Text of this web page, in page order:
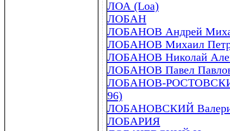
ЛОА (Loa)
ЛОБАН
ЛОБАНОВ Андрей
ЛОБАНОВ Михаил
ЛОБАНОВ Николай
ЛОБАНОВ Павел
ЛОБАНОВ-РОСТОВСКИЙ
96)
ЛОБАНОВСКИЙ
ЛОБАРИЯ